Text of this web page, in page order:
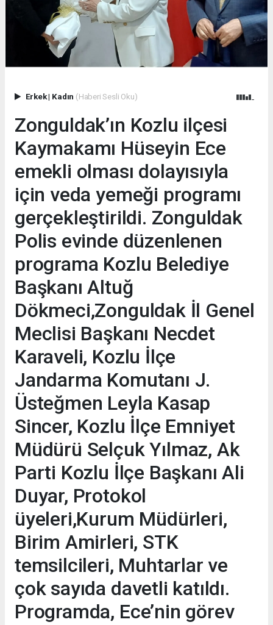
Erkek| Kadın (Haberi Sesli Oku)
Zonguldak’ın Kozlu ilçesi
Kaymakamı Hüseyin Ece
emekli olması dolayısıyla
için veda yemeği programı
gerçekleştirildi. Zonguldak
Polis evinde düzenlenen
programa Kozlu Belediye
Başkanı Altuğ
Dökmeci,Zonguldak İl Genel
Meclisi Başkanı Necdet
Karaveli, Kozlu İlçe
Jandarma Komutanı J.
Üsteğmen Leyla Kasap
Sincer, Kozlu İlçe Emniyet
Müdürü Selçuk Yılmaz, Ak
Parti Kozlu İlçe Başkanı Ali
Duyar, Protokol
üyeleri,Kurum Müdürleri,
Birim Amirleri, STK
temsilcileri, Muhtarlar ve
çok sayıda davetli katıldı.
Programda, Ece’nin görev